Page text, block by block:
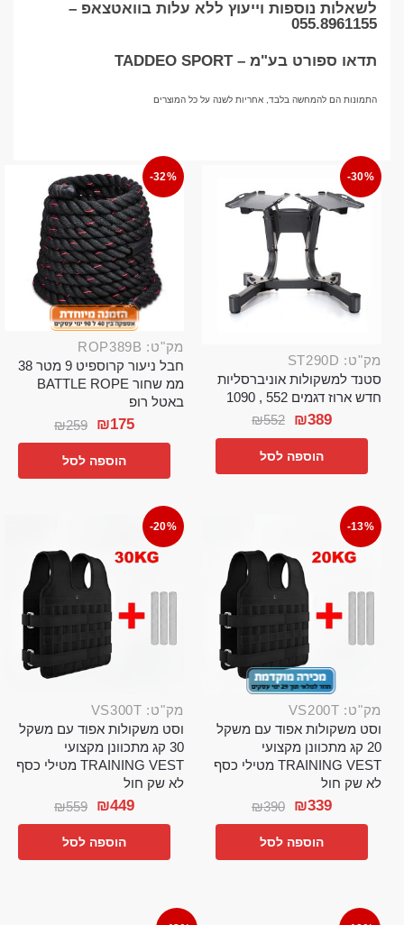
לשאלות נוספות וייעוץ ללא עלות בוואטצאפ –
055.8961155
תדאו ספורט בע"מ – TADDEO SPORT
התמונות הם להמחשה בלבד, אחריות לשנה על כל המוצרים
-30%
מק"ט: ST290D
סטנד למשקולות אוניברסליות
חדש ארוז דגמים 552 , 1090
₪552 ₪389
הוספה לסל
-32%
מק"ט: ROP389B
חבל ניעור קרוספיט 9 מטר 38
ממ שחור BATTLE ROPE
באטל רופ
₪259 ₪175
הוספה לסל
-13%
מק"ט: VS200T
וסט משקולות אפוד עם משקל
20 קג מתכוונן מקצועי
TRAINING VEST מטילי כסף
לא שק חול
₪390 ₪339
הוספה לסל
-20%
מק"ט: VS300T
וסט משקולות אפוד עם משקל
30 קג מתכוונן מקצועי
TRAINING VEST מטילי כסף
לא שק חול
₪559 ₪449
הוספה לסל